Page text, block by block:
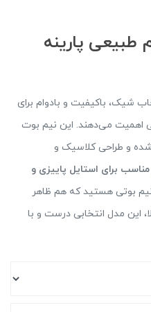
طبیعی پارینه
شیک، باکیفیت و بادوام برای
اهمیت می‌دهند. این نیم بوت
شده و طراحی کلاسیک و
برای استایل پاییزی و
بوتی هستید که هم ظاهر
این مدل انتخابی درست و با